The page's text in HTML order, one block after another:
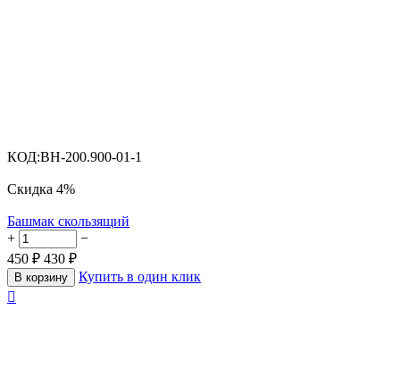
КОД:BH-200.900-01-1
Скидка 4%
Башмак скользящий
+
−
450 ₽ 430 ₽
В корзину
Купить в один клик
